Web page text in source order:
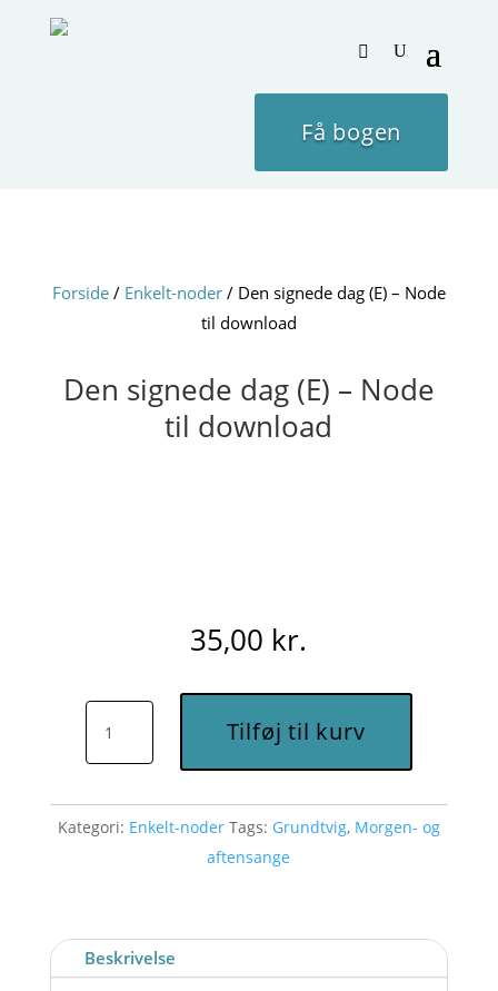
Få bogen
Forside/ Enkelt-noder/ Den signede dag (E) – Node
til download
Den signede dag (E) – Node
til download
35,00 kr.
signede
(E)
-
antal
Tilføj til kurv
Kategori: Enkelt-noder Tags: Grundtvig, Morgen- og
aftensange
Beskrivelse